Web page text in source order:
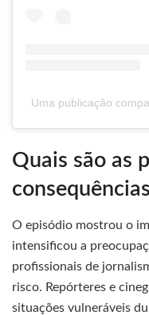
Uma publicação
Quais são as
O episódio mostrou o
intensificou a
profissionais de
risco. Repórteres e
situações vulneráveis